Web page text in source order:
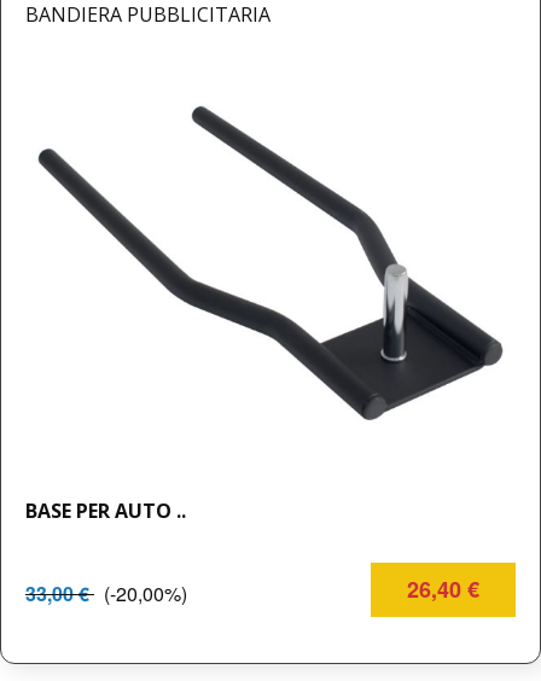
BANDIERA PUBBLICITARIA
BASE PER AUTO ..
33,00 € (-20,00%) 26,40 €